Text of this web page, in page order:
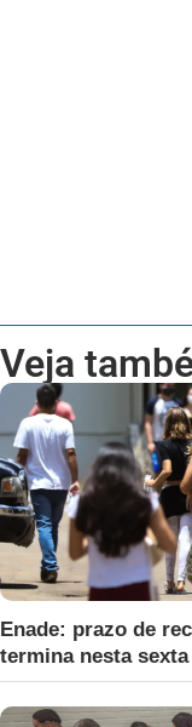
Veja
Enade: prazo de
termina nesta sexta